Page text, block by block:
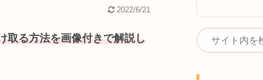
2022/6/21
る方法を画像付きで解説し